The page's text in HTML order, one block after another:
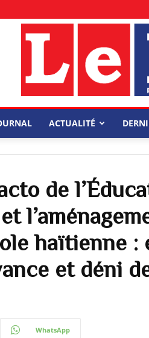
ACTUALITÉ
de
haïtienne :
et déni
WhatsApp